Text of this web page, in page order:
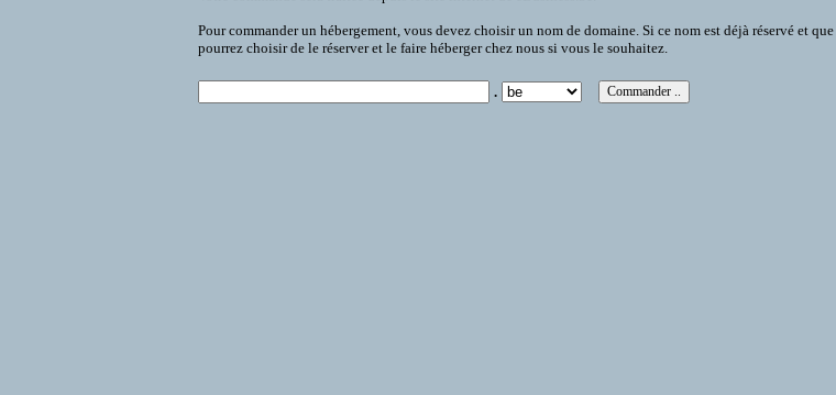
Pour commander un hébergement, vous devez choisir un nom de domaine. Si ce nom est déjà réservé et
pourrez choisir de le réserver et le faire héberger chez nous si vous le souhaitez.
.